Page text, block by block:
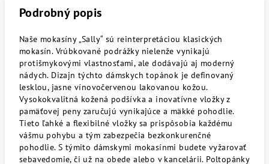
Podrobný popis
Naše mokasíny „Sally“ sú reinterpretáciou klasických
mokasín. Vrúbkované podrážky nielenže vynikajú
protišmykovými vlastnosťami, ale dodávajú aj moderný
nádych. Dizajn týchto dámskych topánok je definovaný
lesklou, jasne vínovočervenou lakovanou kožou.
Vysokokvalitná kožená podšívka a inovatívne vložky z
pamäťovej peny zaručujú vynikajúce a mäkké pohodlie.
Tieto ľahké a flexibilné vložky sa prispôsobia každému
vášmu pohybu a tým zabezpečia bezkonkurenčné
pohodlie. S týmito dámskymi mokasínmi budete vyžarovať
sebavedomie, či už na obede alebo v kancelárii. Poltopánky